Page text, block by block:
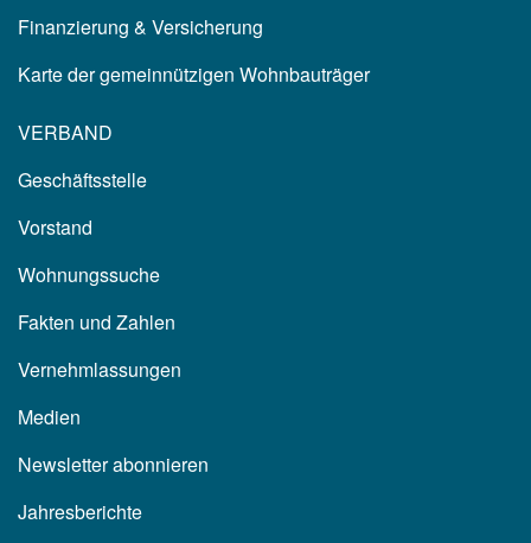
Finanzierung & Versicherung
Karte der gemeinnützigen Wohnbauträger
VERBAND
Geschäftsstelle
Vorstand
Wohnungssuche
Fakten und Zahlen
Vernehmlassungen
Medien
Newsletter abonnieren
Jahresberichte